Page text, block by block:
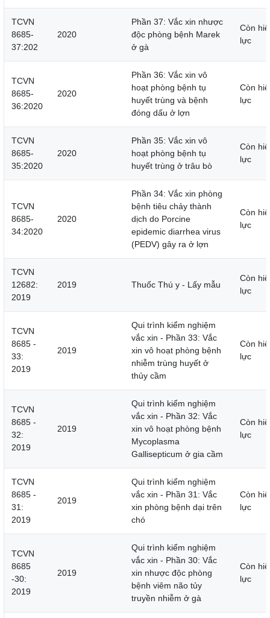
TCVN
8685-
37:202
2020
Phần 37: Vắc xin nhược
độc phòng bệnh Marek
ở gà
Còn
lực
TCVN
8685-
36:2020
2020
Phần 36: Vắc xin vô
hoạt phòng bệnh tụ
huyết trùng và bệnh
đóng dấu ở lợn
Còn
lực
TCVN
8685-
35:2020
2020
Phần 35: Vắc xin vô
hoạt phòng bệnh tụ
huyết trùng ở trâu bò
Còn
lực
TCVN
8685-
34:2020
2020
Phần 34: Vắc xin phòng
bệnh tiêu chảy thành
dịch do Porcine
epidemic diarrhea virus
(PEDV) gây ra ở lợn
Còn
lực
TCVN
12682:
2019
2019 Thuốc Thú y - Lấy mẫu
Còn
lực
TCVN
8685 -
33:
2019
2019
Qui trình kiểm nghiệm
vắc xin - Phần 33: Vắc
xin vô hoạt phòng bệnh
nhiễm trùng huyết ở
thủy cầm
Còn
lực
TCVN
8685 -
32:
2019
2019
Qui trình kiểm nghiệm
vắc xin - Phần 32: Vắc
xin vô hoạt phòng bệnh
Mycoplasma
Gallisepticum ở gia cầm
Còn
lực
TCVN
8685 -
31:
2019
2019
Qui trình kiểm nghiệm
vắc xin - Phần 31: Vắc
xin phòng bệnh dại trên
chó
Còn
lực
TCVN
8685
-30:
2019
2019
Qui trình kiểm nghiệm
vắc xin - Phần 30: Vắc
xin nhược độc phòng
bệnh viêm não tủy
truyền nhiễm ở gà
Còn
lực